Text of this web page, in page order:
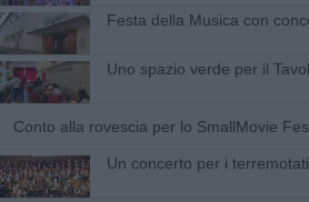
Festa della Musica con
Uno spazio verde per il
Conto alla rovescia per lo SmallMovie
Un concerto per i